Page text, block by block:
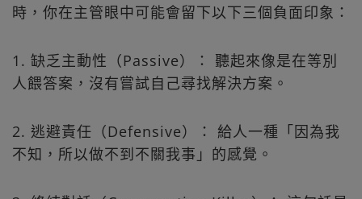
時，你在主管眼中可能會留下以下三個負面印象：
1. 缺乏主動性（Passive）： 聽起來像是在等別
人餵答案，沒有嘗試自己尋找解決方案。
2. 逃避責任（Defensive）： 給人一種「因為我
不知，所以做不到不關我事」的感覺。